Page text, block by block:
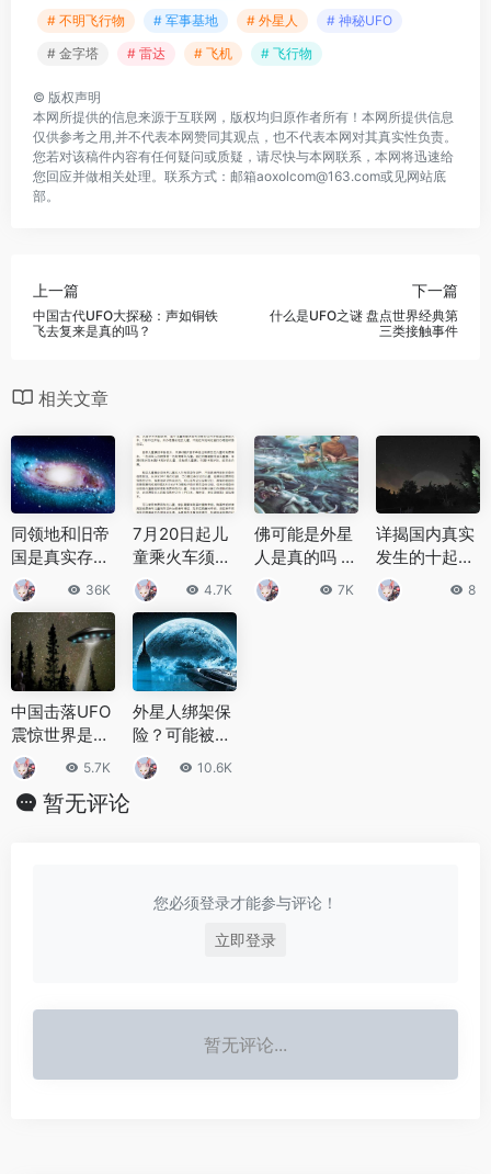
# 不明飞行物
# 军事基地 # 外星人
# 神秘UFO
# 金字塔
# 雷达 # 飞机 # 飞行物
© 版权声明
本网所提供的信息来源于互联网，版权均归原作者所有！本网所提供信息
仅供参考之用,并不代表本网赞同其观点，也不代表本网对其真实性负责。
您若对该稿件内容有任何疑问或质疑，请尽快与本网联系，本网将迅速给
您回应并做相关处理。联系方式：邮箱aoxolcom@163.com或见网站底
部。
上一篇
中国古代UFO大探秘：声如铜铁
飞去复来是真的吗？
下一篇
什么是UFO之谜 盘点世界经典第
三类接触事件
相关文章
同领地和旧帝
国是真实存在
吗 银河系之中
联盟是否存在
36K
7月20日起儿
童乘火车须携
带有效身份证
件
4.7K
佛可能是外星
人是真的吗 曾
有天外来客与
佛祖进行交谈
7K
详揭国内真实
发生的十起最
著名UFO事件
8
中国击落UFO
震惊世界是真
的吗？击落UF
O事件真相揭
秘
5.7K
外星人绑架保
险？可能被绑
架？关于外星
人20个惊天事
10.6K
暂无评论
您必须登录才能参与评论！
立即登录
暂无评论...